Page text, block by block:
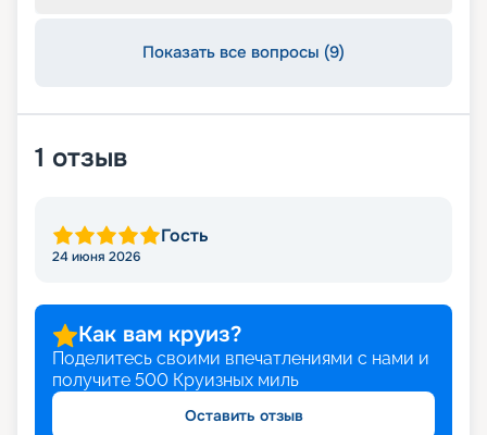
Показать все вопросы (9)
1 отзыв
Гость
24 июня 2026
Как вам круиз?
Поделитесь своими впечатлениями с нами и
получите 500 Круизных миль
Оставить отзыв